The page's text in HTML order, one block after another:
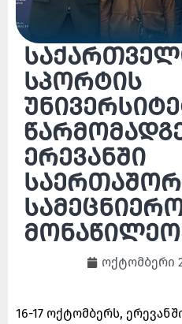
სპორტის
ერევანში
ოქტომბერი
16-17 ოქტომბერს,